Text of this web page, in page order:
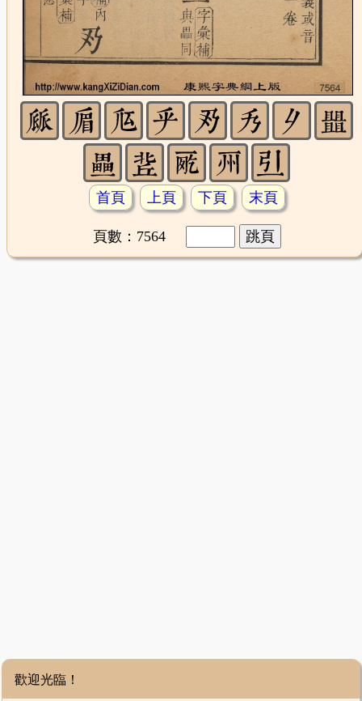
首頁 上頁 下頁 末頁
頁數：7564
歡迎光臨！